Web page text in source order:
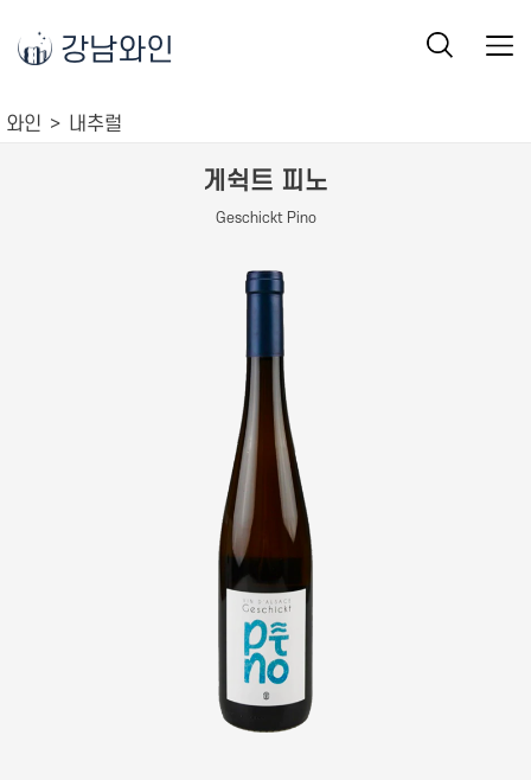
강남와인
와인 내추럴
게쉭트 피노
Geschickt Pino